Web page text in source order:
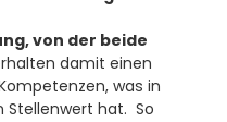
von der beide
damit einen
was in
hat.  So